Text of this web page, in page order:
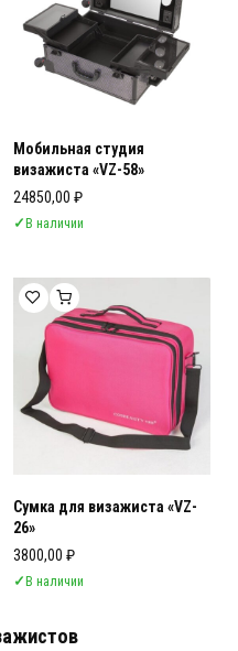
Мобильная студия
визажиста «VZ-58»
24850,00 ₽
✓В наличии
Сумка для визажиста «VZ-
26»
3800,00 ₽
✓В наличии